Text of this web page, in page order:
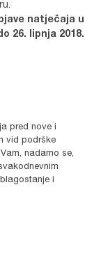
natječaja u
26. lipnja 2018.
pred nove i
vid podrške
nadamo se,
i